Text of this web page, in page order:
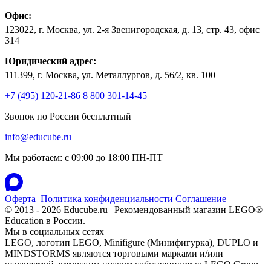
Офис:
123022, г. Москва, ул. 2-я Звенигородская, д. 13, стр. 43, офис
314
Юридический адрес:
111399, г. Москва, ул. Металлургов, д. 56/2, кв. 100
+7 (495) 120-21-86 8 800 301-14-45
Звонок по России бесплатный
info@educube.ru
Мы работаем: c 09:00 до 18:00 ПН-ПТ
Оферта Политика конфиденциальности Соглашение
© 2013 - 2026 Educube.ru | Рекомендованный магазин LEGO®
Education в России.
Мы в социальных сетях
LEGO, логотип LEGO, Minifigure (Минифигурка), DUPLO и
MINDSTORMS являются торговыми марками и/или